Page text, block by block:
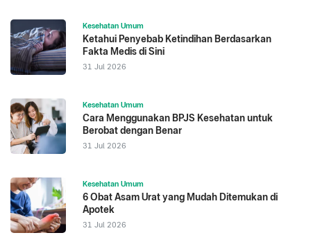
Kesehatan Umum
Ketahui Penyebab Ketindihan Berdasarkan
Fakta Medis di Sini
31 Jul 2026
Kesehatan Umum
Cara Menggunakan BPJS Kesehatan untuk
Berobat dengan Benar
31 Jul 2026
Kesehatan Umum
6 Obat Asam Urat yang Mudah Ditemukan di
Apotek
31 Jul 2026